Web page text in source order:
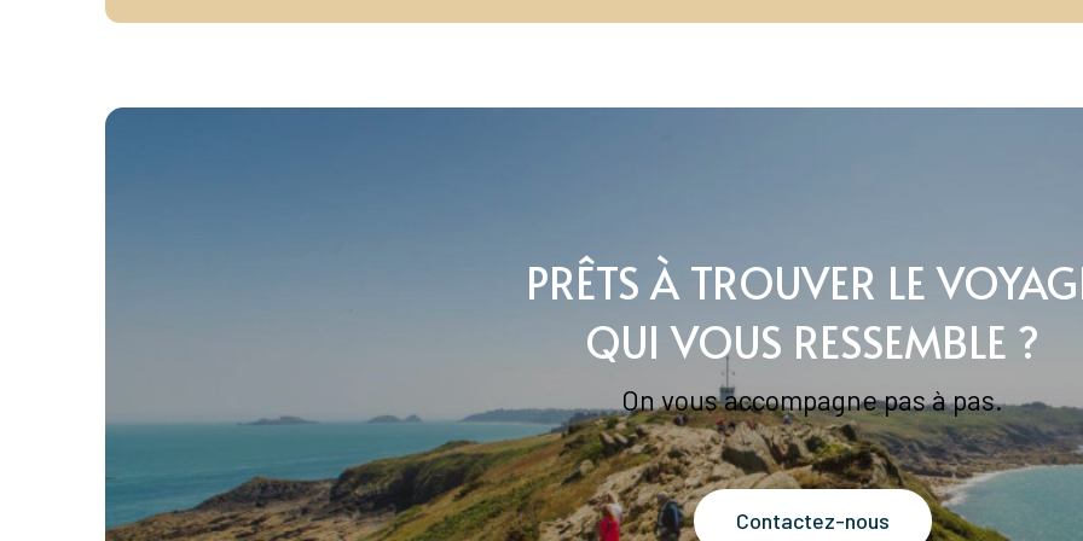
PRÊTS À TROUVER LE
QUI VOUS RESSEMBLE ?
On vous accompagne pas à pas.
Contactez-nous